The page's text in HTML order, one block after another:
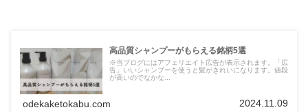
高品質シャンプーがもらえる銘柄5選
※当ブログにはアフェリエイト広告が表示されます。「広
告」いいシャンプーを使うと髪がきれいになります。値段
が高いのでなかな...
odekaketokabu.com 2024.11.09